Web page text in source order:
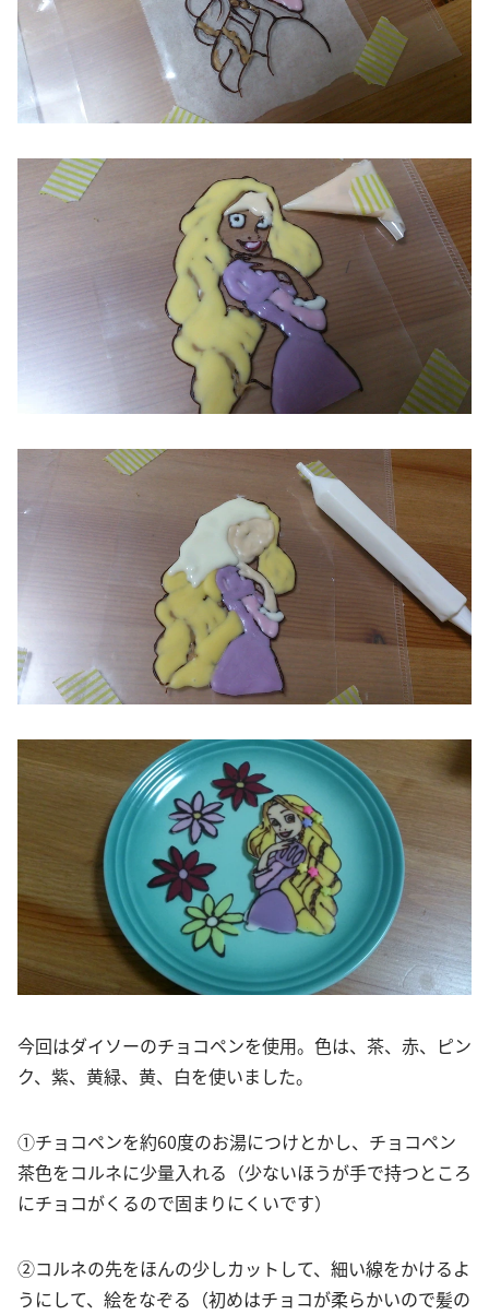
今回はダイソーのチョコペンを使用。色は、茶、赤、ピン
ク、紫、黄緑、黄、白を使いました。
①チョコペンを約60度のお湯につけとかし、チョコペン
茶色をコルネに少量入れる（少ないほうが手で持つところ
にチョコがくるので固まりにくいです）
②コルネの先をほんの少しカットして、細い線をかけるよ
うにして、絵をなぞる（初めはチョコが柔らかいので髪の